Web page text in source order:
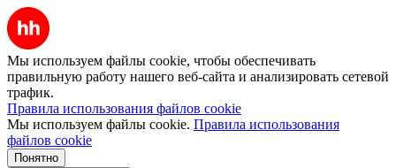
Мы используем файлы cookie, чтобы обеспечивать
правильную работу нашего веб-сайта и анализировать сетевой
трафик.
Правила использования файлов cookie
Мы используем файлы cookie. Правила использования
файлов cookie
Понятно